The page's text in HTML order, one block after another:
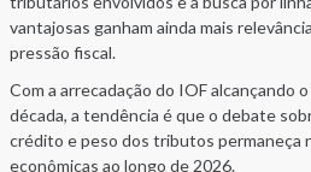
vantajosas ganham ainda mais
pressão fiscal.
Com a arrecadação do IOF alcançando
década, a tendência é que o debate
crédito e peso dos tributos permaneça
econômicas ao longo de 2026.